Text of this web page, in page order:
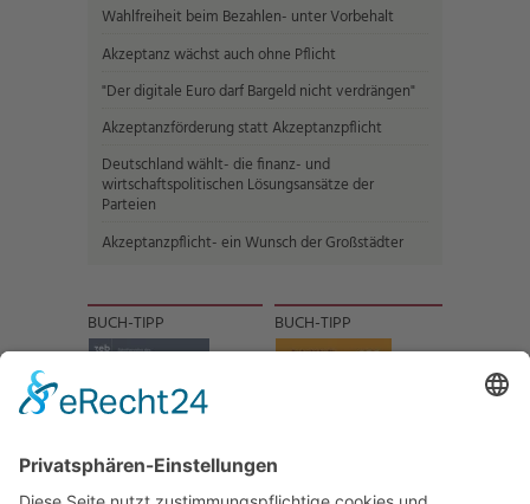
Wahlfreiheit beim Bezahlen- unter Vorbehalt
Akzeptanz wächst auch ohne Pflicht
"Der digitale Euro darf Bargeld nicht verdrängen"
Akzeptanzförderung statt Akzeptanzpflicht
Deutschland wählt- die finanz- und
wirtschaftspolitischen Lösungsansätze der
Parteien
Akzeptanzpflicht- ein Wunsch der Großstädter
BUCH-TIPP BUCH-TIPP